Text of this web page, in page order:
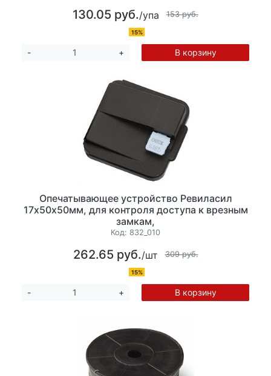
130.05 руб./упа 153 руб.
15%
- + В корзину
Опечатывающее устройство Ревиласил
17х50х50мм, для контроля доступа к врезным
замкам,
Код: 832_010
262.65 руб./шт 309 руб.
15%
- + В корзину